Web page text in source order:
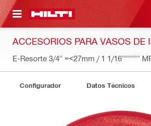
PRINCIPAL
ACCESORIOS PARA VASOS DE
E-Resorte 3/4" =<27mm / 1 1/16""""""
Configurador Datos Técnicos